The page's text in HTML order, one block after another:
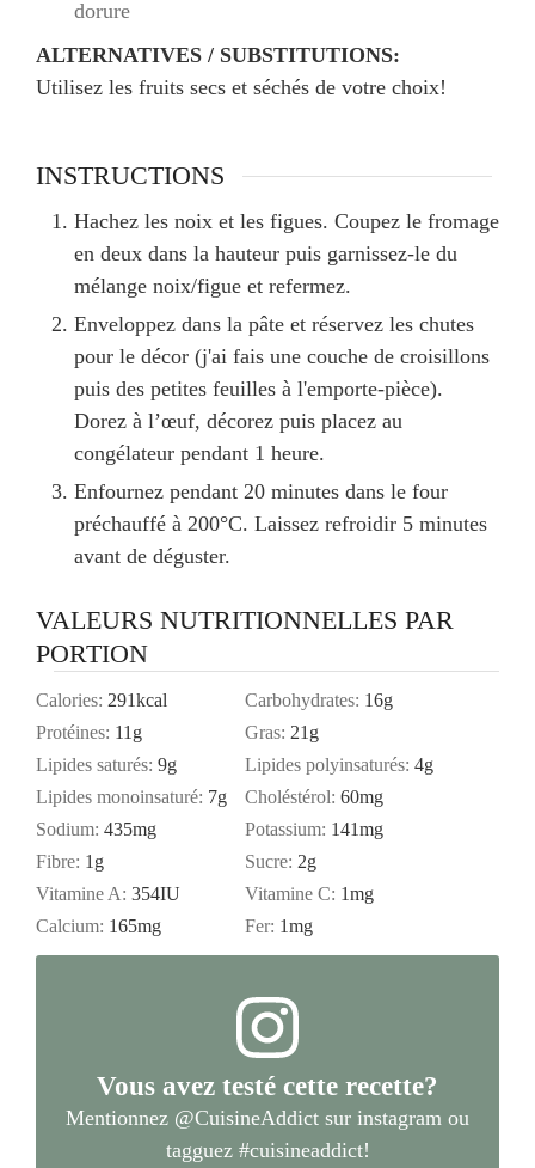
dorure
ALTERNATIVES / SUBSTITUTIONS:
Utilisez les fruits secs et séchés de votre choix!
INSTRUCTIONS
Hachez les noix et les figues. Coupez le fromage
en deux dans la hauteur puis garnissez-le du
mélange noix/figue et refermez.
Enveloppez dans la pâte et réservez les chutes
pour le décor (j'ai fais une couche de croisillons
puis des petites feuilles à l'emporte-pièce).
Dorez à l’œuf, décorez puis placez au
congélateur pendant 1 heure.
Enfournez pendant 20 minutes dans le four
préchauffé à 200°C. Laissez refroidir 5 minutes
avant de déguster.
VALEURS NUTRITIONNELLES PAR
PORTION
Calories: 291kcal Carbohydrates: 16g
Protéines: 11 g Gras: 21 g
Lipides saturés: 9g Lipides polyinsaturés: 4g
Lipides monoinsaturé: 7g Choléstérol: 60mg
Sodium: 435mg Potassium: 141mg
Fibre: 1 g Sucre: 2g
Vitamine A: 354IU Vitamine C: 1mg
Calcium: 165mg Fer: 1mg
Vous avez testé cette recette?
Mentionnez @CuisineAddict sur instagram ou
tagguez #cuisineaddict!